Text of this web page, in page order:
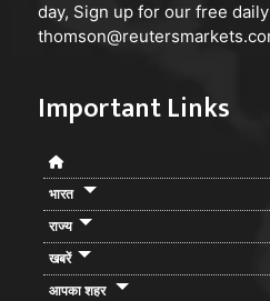
day, Sign up for our free
Important Links
भारत
राज्य
खबरें
आपका शहर